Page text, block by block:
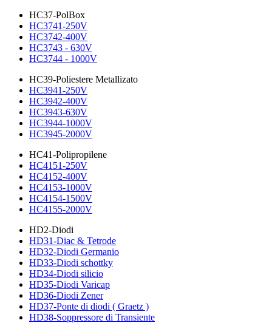
HC37-PolBox
HC3741-250V
HC3742-400V
HC3743 - 630V
HC3744 - 1000V
HC39-Poliestere Metallizato
HC3941-250V
HC3942-400V
HC3943-630V
HC3944-1000V
HC3945-2000V
HC41-Polipropilene
HC4151-250V
HC4152-400V
HC4153-1000V
HC4154-1500V
HC4155-2000V
HD2-Diodi
HD31-Diac & Tetrode
HD32-Diodi Germanio
HD33-Diodi schottky
HD34-Diodi silicio
HD35-Diodi Varicap
HD36-Diodi Zener
HD37-Ponte di diodi ( Graetz )
HD38-Soppressore di Transiente